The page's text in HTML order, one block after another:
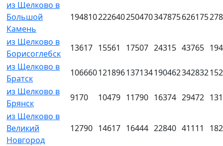
из Щелково в
Большой
Камень
194810222640250470347875626175
из Щелково в
Борисоглебск
13617 15561 17507 24315 43765
из Щелково в
Братск
106660121896137134190462342832
из Щелково в
Брянск
9170 10479 11790 16374 29472
из Щелково в
Великий
Новгород
12790 14617 16444 22840 41111